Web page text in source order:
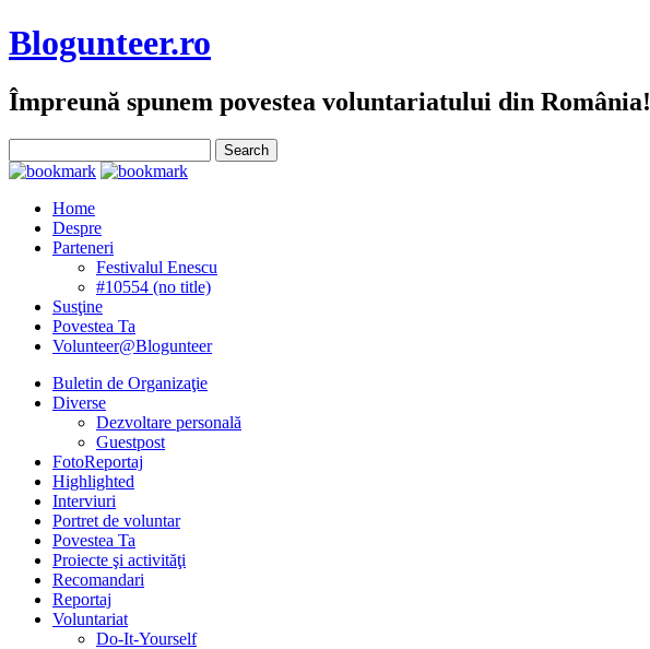
Blogunteer.ro
Împreună spunem povestea voluntariatului din România!
Home
Despre
Parteneri
Festivalul Enescu
#10554 (no title)
Susţine
Povestea Ta
Volunteer@Blogunteer
Buletin de Organizaţie
Diverse
Dezvoltare personală
Guestpost
FotoReportaj
Highlighted
Interviuri
Portret de voluntar
Povestea Ta
Proiecte şi activităţi
Recomandari
Reportaj
Voluntariat
Do-It-Yourself